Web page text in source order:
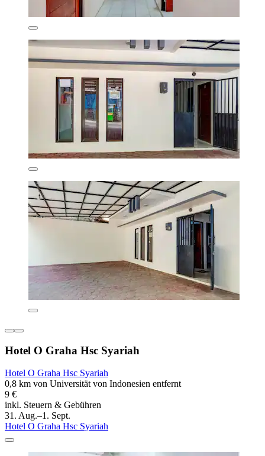
Hotel O Graha Hsc Syariah
Hotel O Graha Hsc Syariah
0,8 km von Universität von Indonesien entfernt
9 €
inkl. Steuern & Gebühren
31. Aug.–1. Sept.
Hotel O Graha Hsc Syariah